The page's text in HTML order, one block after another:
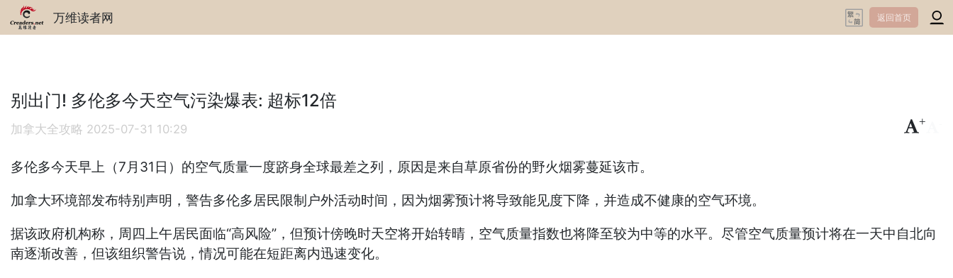
万维读者网 返回首页
别出门! 多伦多今天空气污染爆表: 超标12倍
加拿大全攻略 2025-07-31 10:29
+
多伦多今天早上（7月31日）的空气质量一度跻身全球最差之列，原因是来自草原省份的野火烟雾蔓延该市。
加拿大环境部发布特别声明，警告多伦多居民限制户外活动时间，因为烟雾预计将导致能见度下降，并造成不健康的空气环境。
据该政府机构称，周四上午居民面临“高风险”，但预计傍晚时天空将开始转晴，空气质量指数也将降至较为中等的水平。尽管空气质量预计将在一天中自北向
南逐渐改善，但该组织警告说，情况可能在短距离内迅速变化。